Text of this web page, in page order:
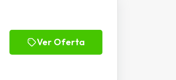
Ver Oferta